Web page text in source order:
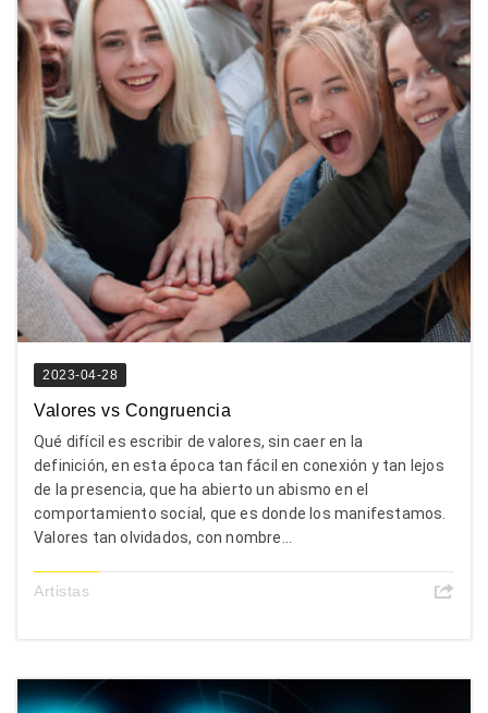
2023-04-28
Valores vs Congruencia
Qué difícil es escribir de valores, sin caer en la
definición, en esta época tan fácil en conexión y tan lejos
de la presencia, que ha abierto un abismo en el
comportamiento social, que es donde los manifestamos.
Valores tan olvidados, con nombre...
Artistas